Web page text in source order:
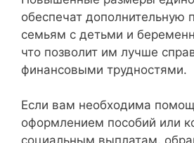
обеспечат дополнительную
семьям с детьми и
что позволит им лучше
финансовыми трудностями.
Если вам необходима
оформлением пособий или